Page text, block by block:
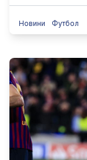
Новини Футбол